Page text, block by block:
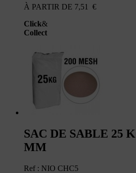
À PARTIR DE 7,51
€
Click&
Collect
SAC DE SABLE 25
MM
Ref : NIO CHC5